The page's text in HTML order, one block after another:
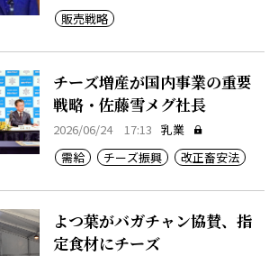
販売戦略
チーズ増産が国内事業の重要
戦略・佐藤雪メグ社長
2026/06/24 17:13 乳業
需給
チーズ振興 改正畜安法
よつ葉がバガチャン協賛、指
定食材にチーズ